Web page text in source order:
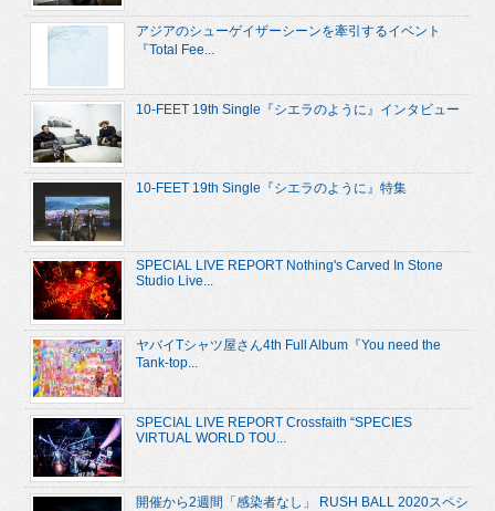
アジアのシューゲイザーシーンを牽引するイベント
『Total Fee...
10-FEET 19th Single『シエラのように』インタビュー
10-FEET 19th Single『シエラのように』特集
SPECIAL LIVE REPORT Nothing's Carved In Stone
Studio Live...
ヤバイTシャツ屋さん4th Full Album『You need the
Tank-top...
SPECIAL LIVE REPORT Crossfaith “SPECIES
VIRTUAL WORLD TOU...
開催から2週間「感染者なし」 RUSH BALL 2020スペシ